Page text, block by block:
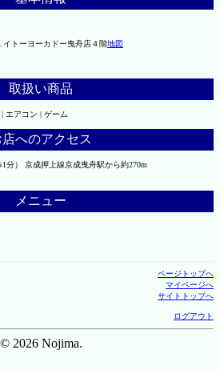
トーヨーカドー曳舟店４階地図
取扱い商品
エアコン | ゲーム
店へのアクセス
分） 京成押上線京成曳舟駅から約270m
メニュー
ページトップへ
マイページへ
サイトトップへ
ログアウト
© 2026 Nojima.